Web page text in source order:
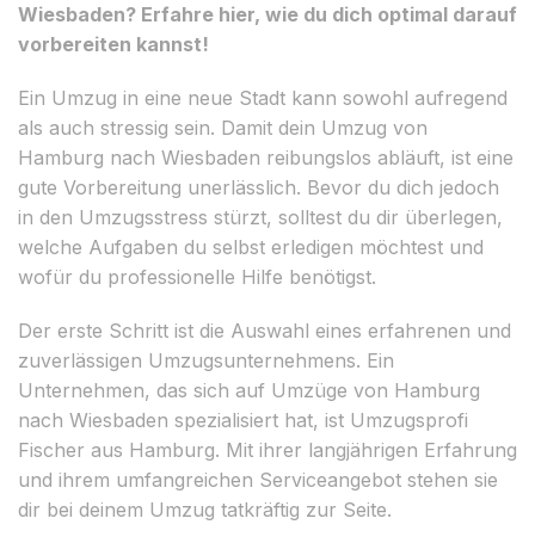
Wiesbaden? Erfahre hier, wie du dich optimal darauf
vorbereiten kannst!
Ein Umzug in eine neue Stadt kann sowohl aufregend
als auch stressig sein. Damit dein Umzug von
Hamburg nach Wiesbaden reibungslos abläuft, ist eine
gute Vorbereitung unerlässlich. Bevor du dich jedoch
in den Umzugsstress stürzt, solltest du dir überlegen,
welche Aufgaben du selbst erledigen möchtest und
wofür du professionelle Hilfe benötigst.
Der erste Schritt ist die Auswahl eines erfahrenen und
zuverlässigen Umzugsunternehmens. Ein
Unternehmen, das sich auf Umzüge von Hamburg
nach Wiesbaden spezialisiert hat, ist Umzugsprofi
Fischer aus Hamburg. Mit ihrer langjährigen Erfahrung
und ihrem umfangreichen Serviceangebot stehen sie
dir bei deinem Umzug tatkräftig zur Seite.